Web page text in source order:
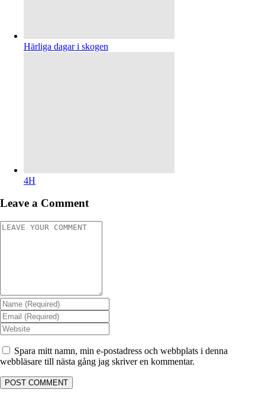
Härliga dagar i skogen
4H
Leave a Comment
Spara mitt namn, min e-postadress och webbplats i denna
webbläsare till nästa gång jag skriver en kommentar.